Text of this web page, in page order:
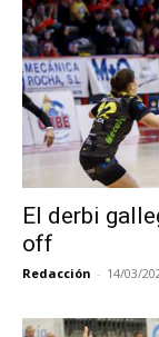
El derbi
off
Redacción - 14/03/